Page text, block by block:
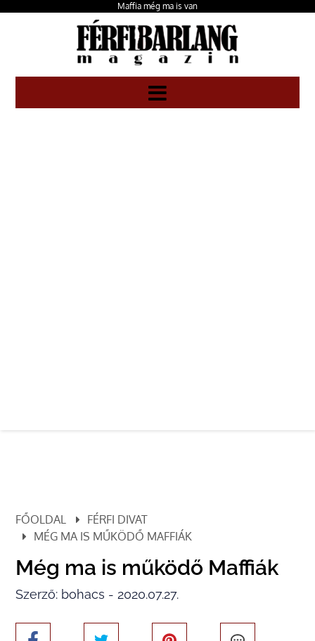
Maffia még ma is van
FŐOLDAL
FÉRFI DIVAT
MÉG MA IS MŰKÖDŐ MAFFIÁK
Még ma is működő Maffiák
Szerző: bohacs - 2020.07.27.